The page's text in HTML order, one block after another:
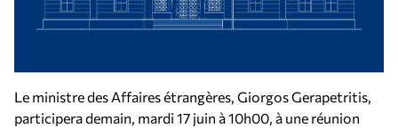
Le ministre des Affaires étrangères, Giorgos Gerapetritis,
participera demain, mardi 17 juin à 10h00, à une réunion